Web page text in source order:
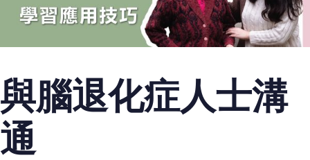
與腦退化症人士溝
通